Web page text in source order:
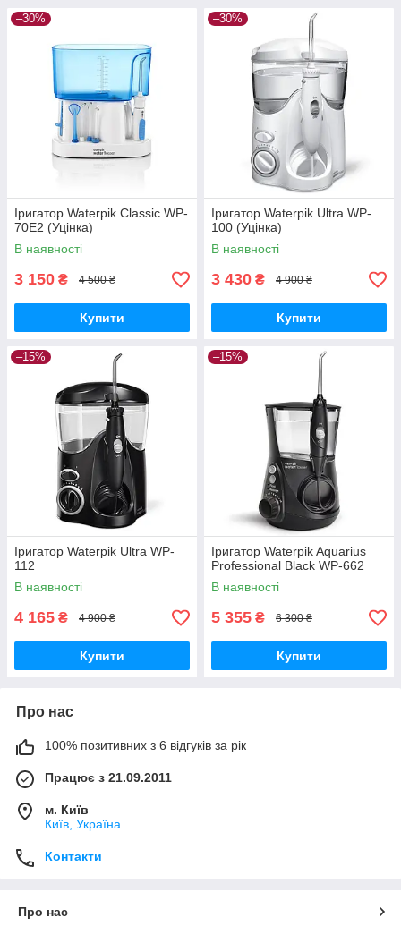
–30%
Іригатор Waterpik Classic WP-
70Е2 (Уцінка)
В наявності
3 150 ₴ 4 500 ₴
Купити
–30%
Іригатор Waterpik Ultra WP-
100 (Уцінка)
В наявності
3 430 ₴ 4 900 ₴
Купити
–15%
Іригатор Waterpik Ultra WP-
112
В наявності
4 165 ₴ 4 900 ₴
Купити
–15%
Іригатор Waterpik Aquarius
Professional Black WP-662
В наявності
5 355 ₴ 6 300 ₴
Купити
Про нас
100% позитивних з 6 відгуків за рік
Працює з 21.09.2011
м. Київ
Київ, Україна
Контакти
Про нас